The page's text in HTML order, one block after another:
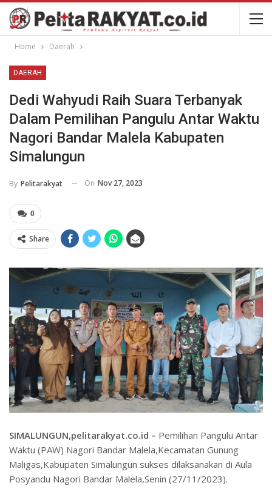
Home Daerah
DAERAH
Dedi Wahyudi Raih Suara Terbanyak
Dalam Pemilihan Pangulu Antar Waktu
Nagori Bandar Malela Kabupaten
Simalungun
By Pelitarakyat On Nov 27, 2023
0
Share
SIMALUNGUN,pelitarakyat.co.id – Pemilihan Pangulu Antar
Waktu (PAW) Nagori Bandar Malela,Kecamatan Gunung
Maligas,Kabupaten Simalungun sukses dilaksanakan di Aula
Posyandu Nagori Bandar Malela,Senin (27/11/2023).